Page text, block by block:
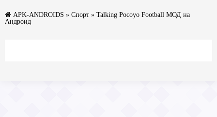
APK-ANDROIDS » Спорт » Talking Pocoyo Football МОД на
Андроид